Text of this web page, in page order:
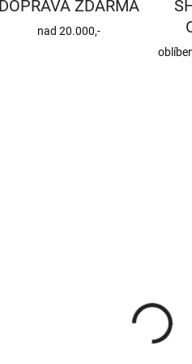
DOPRAVA ZDARMA
nad 20.000,-